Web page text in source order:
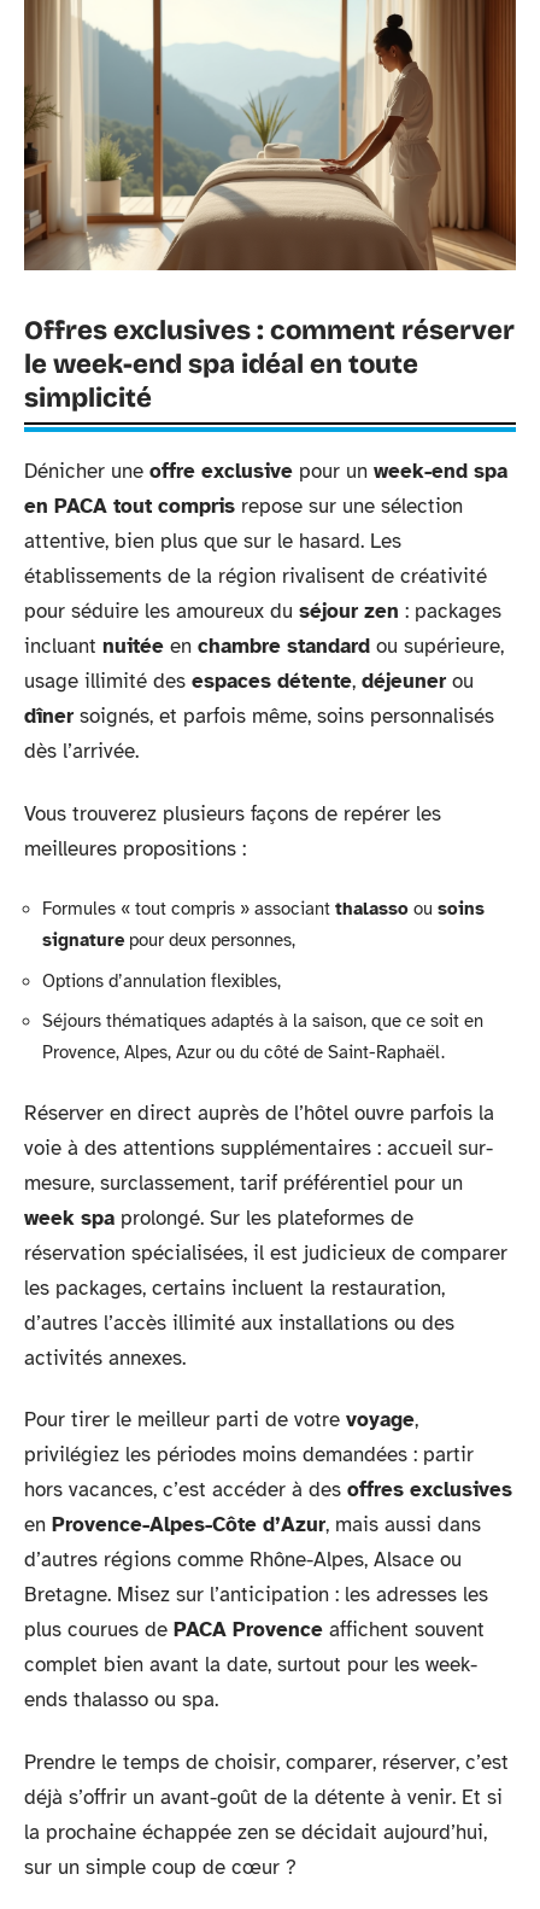
Offres exclusives : comment réserver
le week-end spa idéal en toute
simplicité
Dénicher une offre exclusive pour un week-end spa
en PACA tout compris repose sur une sélection
attentive, bien plus que sur le hasard. Les
établissements de la région rivalisent de créativité
pour séduire les amoureux du séjour zen : packages
incluant nuitée en chambre standard ou supérieure,
usage illimité des espaces détente, déjeuner ou
dîner soignés, et parfois même, soins personnalisés
dès l’arrivée.
Vous trouverez plusieurs façons de repérer les
meilleures propositions :
Formules « tout compris » associant thalasso ou soins
signaturepour deux personnes,
Options d’annulation flexibles,
Séjours thématiques adaptés à la saison, que ce soit en
Provence, Alpes, Azur ou du côté de Saint-Raphaël.
Réserver en direct auprès de l’hôtel ouvre parfois la
voie à des attentions supplémentaires : accueil sur-
mesure, surclassement, tarif préférentiel pour un
week spa prolongé. Sur les plateformes de
réservation spécialisées, il est judicieux de comparer
les packages, certains incluent la restauration,
d’autres l’accès illimité aux installations ou des
activités annexes.
Pour tirer le meilleur parti de votre voyage,
privilégiez les périodes moins demandées : partir
hors vacances, c’est accéder à des offres exclusives
en Provence-Alpes-Côte d’Azur, mais aussi dans
d’autres régions comme Rhône-Alpes, Alsace ou
Bretagne. Misez sur l’anticipation : les adresses les
plus courues de PACA Provence affichent souvent
complet bien avant la date, surtout pour les week-
ends thalasso ou spa.
Prendre le temps de choisir, comparer, réserver, c’est
déjà s’offrir un avant-goût de la détente à venir. Et si
la prochaine échappée zen se décidait aujourd’hui,
sur un simple coup de cœur ?